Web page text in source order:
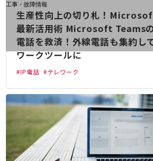
工事・故障情報
お客さまサポートサイト
SDPFナレッジセンター
NTTドコモ 通信障害情報
生産性向上の切り札！
最新活用術 Microsoft Teams
電話を救済！外線電話も集約し
ワークツールに
#IP電話 #テレワーク